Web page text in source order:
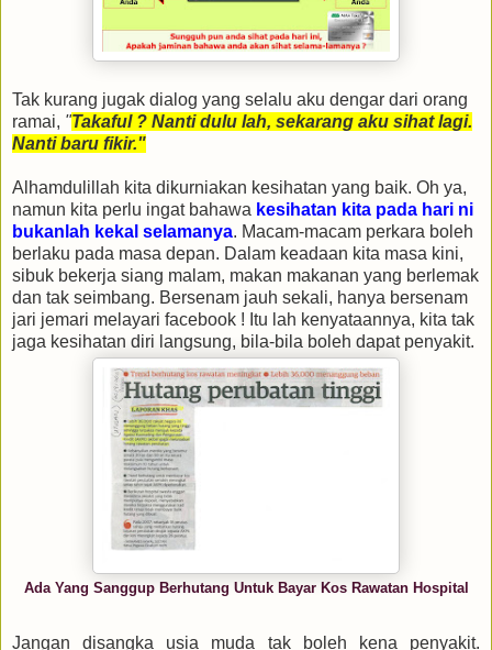
Tak kurang jugak dialog yang selalu aku dengar dari orang
ramai, "Takaful ? Nanti dulu lah, sekarang aku sihat lagi.
Nanti baru fikir."
Alhamdulillah kita dikurniakan kesihatan yang baik. Oh ya,
namun kita perlu ingat bahawa kesihatan kita pada hari ni
bukanlah kekal selamanya. Macam-macam perkara boleh
berlaku pada masa depan. Dalam keadaan kita masa kini,
sibuk bekerja siang malam, makan makanan yang berlemak
dan tak seimbang. Bersenam jauh sekali, hanya bersenam
jari jemari melayari facebook ! Itu lah kenyataannya, kita tak
jaga kesihatan diri langsung, bila-bila boleh dapat penyakit.
Ada Yang Sanggup Berhutang Untuk Bayar Kos Rawatan Hospital
Jangan disangka usia muda tak boleh kena penyakit.